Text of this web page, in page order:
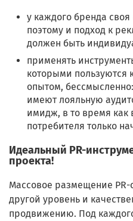
у каждого бренда
поэтому и подход к
должен быть
применять
которыми пользуются
опытом,
имеют лояльную
имидж, в то время как
потребителя только
Идеальный PR-
проекта!
Массовое размещение PR-
другой уровень и
продвижению. Под каждого